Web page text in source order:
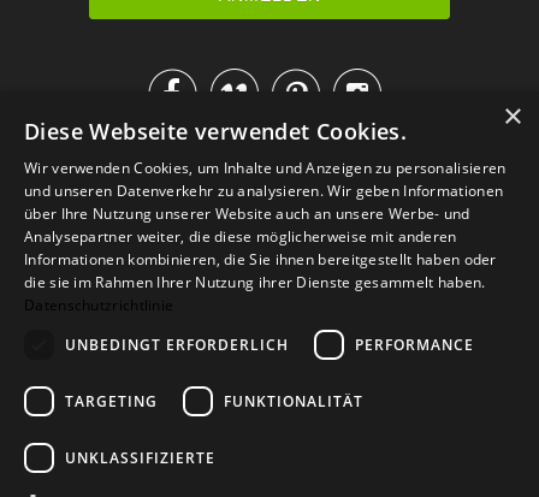

IM KATALOG BLÄTTERN
Versand Zahlarten
Retoure
Widerrufsformular
×
Diese Webseite verwendet Cookies.
Wir verwenden Cookies, um Inhalte und Anzeigen zu personalisieren
und unseren Datenverkehr zu analysieren. Wir geben Informationen
über Ihre Nutzung unserer Website auch an unsere Werbe- und
Analysepartner weiter, die diese möglicherweise mit anderen
Informationen kombinieren, die Sie ihnen bereitgestellt haben oder
die sie im Rahmen Ihrer Nutzung ihrer Dienste gesammelt haben.
Datenschutzrichtlinie
UNBEDINGT ERFORDERLICH
PERFORMANCE
TARGETING FUNKTIONALITÄT
UNKLASSIFIZIERTE